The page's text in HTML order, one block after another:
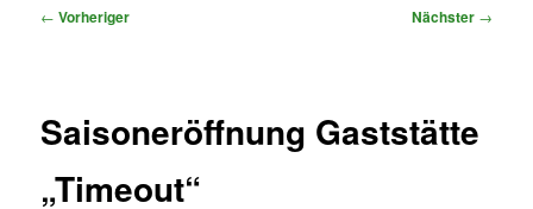
Beitragsnavigation
← Vorheriger Nächster →
Saisoneröffnung Gaststätte
„Timeout“